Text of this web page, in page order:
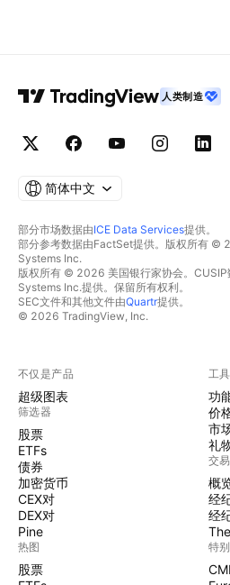
人类制造
简体中文
部分市场数据由ICE Data Services提供。
部分参考数据由FactSet提供。版权所有 ©
Systems Inc.
版权所有 © 2026 美国银行家协会。
Systems Inc.提供。保留所有权利。
SEC文件和其他文件由Quartr提供。
© 2026 TradingView, Inc.
不仅是产品
超级图表
筛选器
股票
ETFs
债券
加密货币
CEX对
DEX对
Pine
热图
股票
工
功
价
市
礼
交易
概
经
经
特